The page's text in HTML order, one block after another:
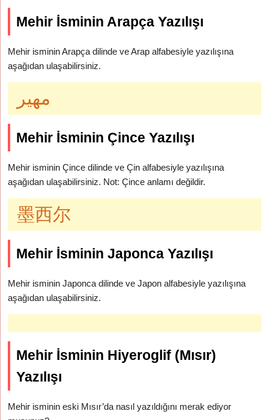
Mehir İsminin Arapça Yazılışı
Mehir isminin Arapça dilinde ve Arap alfabesiyle yazılışına
aşağıdan ulaşabilirsiniz.
مهير
Mehir İsminin Çince Yazılışı
Mehir isminin Çince dilinde ve Çin alfabesiyle yazılışına
aşağıdan ulaşabilirsiniz. Not: Çince anlamı değildir.
墨西尔
Mehir İsminin Japonca Yazılışı
Mehir isminin Japonca dilinde ve Japon alfabesiyle yazılışına
aşağıdan ulaşabilirsiniz.
Mehir İsminin Hiyeroglif (Mısır)
Yazılışı
Mehir isminin eski Mısır’da nasıl yazıldığını merak ediyor